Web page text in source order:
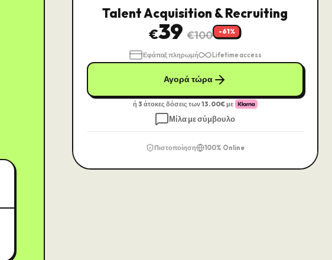
Talent Acquisition & Recruiting
€39 €100 -61%
Εφάπαξ πληρωμή Lifetime access
Αγορά τώρα
ή 3 άτοκες δόσεις των13.00€ με
Μίλα με σύμβουλο
Πιστοποίηση 100% Online